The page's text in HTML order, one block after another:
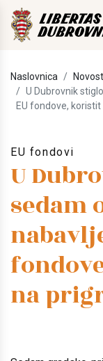
Naslovnica
U Dubrovnik
EU fondove,
EU fondovi
U
sedam
na